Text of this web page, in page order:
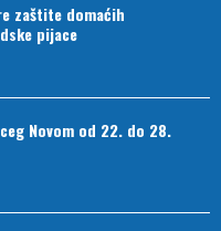
zaštite domaćih
pijace
Novom od 22. do 28.